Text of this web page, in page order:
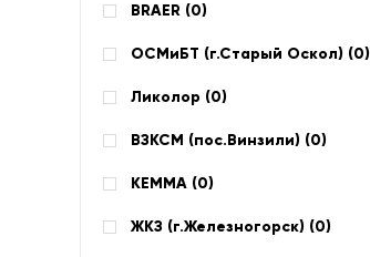
BRAER (0)
ОСМиБТ (г.Старый Оскол) (0)
Ликолор (0)
ВЗКСМ (пос.Винзили) (0)
КЕММА (0)
ЖКЗ (г.Железногорск) (0)